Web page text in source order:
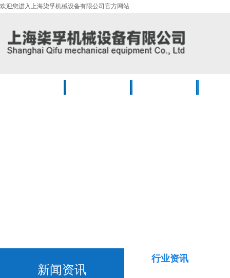
欢迎您进入上海柒孚机械设备有限公司官方网站
新闻资讯
行业资讯